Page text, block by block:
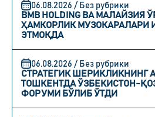
06.08.2026 / Без рубрики
BMB HOLDING ВА МАЛАЙЗИЯ
ҲАМКОРЛИК МУЗОКАРАЛАРИ
ЭТМОҚДА
06.08.2026 / Без рубрики
СТРАТЕГИК ШЕРИКЛИКНИНГ
ТОШКЕНТДА ЎЗБЕКИСТОН-
ФОРУМИ БЎЛИБ ЎТДИ